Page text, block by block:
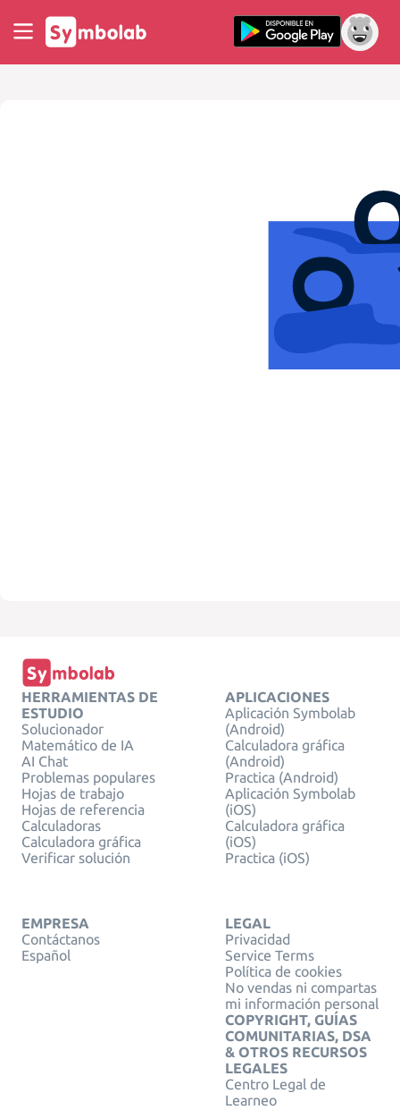
HERRAMIENTAS DE
ESTUDIO
Solucionador
Matemático de IA
AI Chat
Problemas populares
Hojas de trabajo
Hojas de referencia
Calculadoras
Calculadora gráfica
Verificar solución
APLICACIONES
Aplicación Symbolab
(Android)
Calculadora gráfica
(Android)
Practica (Android)
Aplicación Symbolab
(iOS)
Calculadora gráfica
(iOS)
Practica (iOS)
EMPRESA
Contáctanos
Español
LEGAL
Privacidad
Service Terms
Política de cookies
No vendas ni compartas
mi información personal
COPYRIGHT, GUÍAS
COMUNITARIAS, DSA
& OTROS RECURSOS
LEGALES
Centro Legal de
Learneo